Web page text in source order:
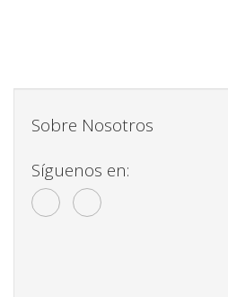
Sobre Nosotros
Síguenos en: